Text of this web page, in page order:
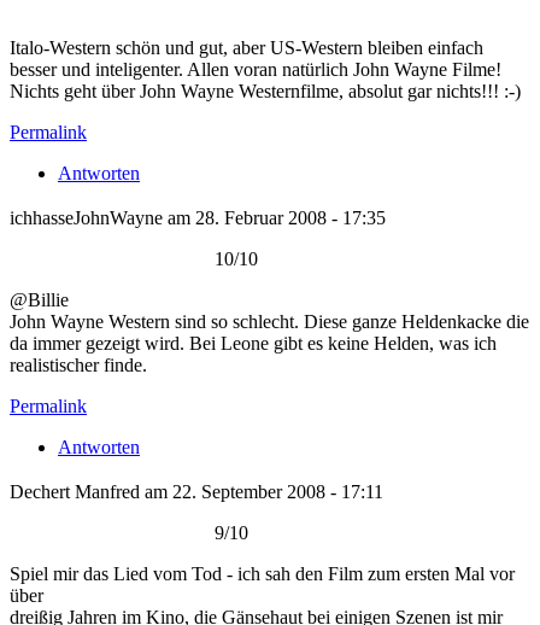
Italo-Western schön und gut, aber US-Western bleiben einfach
besser und inteligenter. Allen voran natürlich John Wayne Filme!
Nichts geht über John Wayne Westernfilme, absolut gar nichts!!! :-)
Permalink
Antworten
ichhasseJohnWayne am 28. Februar 2008 - 17:35
10/10
@Billie
John Wayne Western sind so schlecht. Diese ganze Heldenkacke die
da immer gezeigt wird. Bei Leone gibt es keine Helden, was ich
realistischer finde.
Permalink
Antworten
Dechert Manfred am 22. September 2008 - 17:11
9/10
Spiel mir das Lied vom Tod - ich sah den Film zum ersten Mal vor
über
dreißig Jahren im Kino, die Gänsehaut bei einigen Szenen ist mir